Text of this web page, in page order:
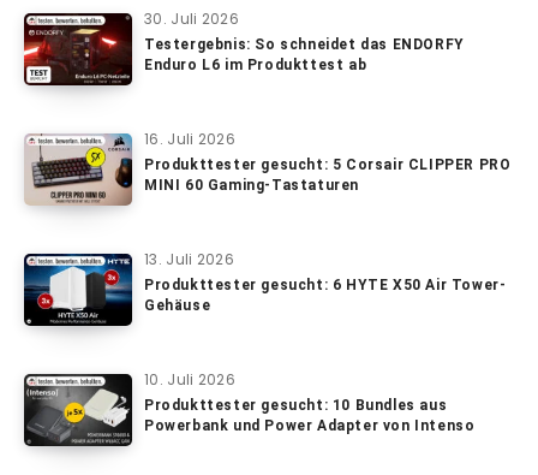
30. Juli 2026
Testergebnis: So schneidet das ENDORFY
Enduro L6 im Produkttest ab
16. Juli 2026
Produkttester gesucht: 5 Corsair CLIPPER PRO
MINI 60 Gaming-Tastaturen
13. Juli 2026
Produkttester gesucht: 6 HYTE X50 Air Tower-
Gehäuse
10. Juli 2026
Produkttester gesucht: 10 Bundles aus
Powerbank und Power Adapter von Intenso